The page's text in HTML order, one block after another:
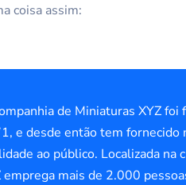
coisa assim:
de Miniaturas XYZ foi
e desde então tem fornecido
ao público. Localizada na
emprega mais de 2.000